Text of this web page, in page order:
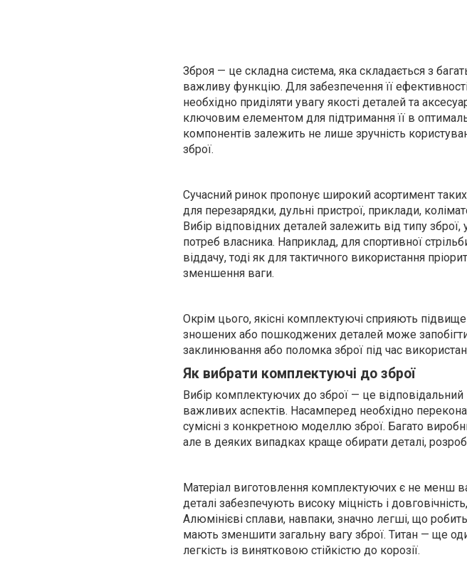
Зброя — це складна система, яка складається з
важливу функцію. Для забезпечення її
необхідно приділяти увагу якості деталей та
ключовим елементом для підтримання її в
компонентів залежить не лише зручність
зброї.
Сучасний ринок пропонує широкий асортимент
для перезарядки, дульні пристрої, приклади,
Вибір відповідних деталей залежить від типу
потреб власника. Наприклад, для спортивної
віддачу, тоді як для тактичного використання
зменшення ваги.
Окрім цього, якісні комплектуючі сприяють
зношених або пошкоджених деталей може
заклинювання або поломка зброї під час
Як вибрати комплектуючі до зброї
Вибір комплектуючих до зброї — це
важливих аспектів. Насамперед необхідно
сумісні з конкретною моделлю зброї. Багато
але в деяких випадках краще обирати деталі,
Матеріал виготовлення комплектуючих є не менш
деталі забезпечують високу міцність і
Алюмінієві сплави, навпаки, значно легші, що
мають зменшити загальну вагу зброї. Титан — ще
легкість із винятковою стійкістю до корозії.